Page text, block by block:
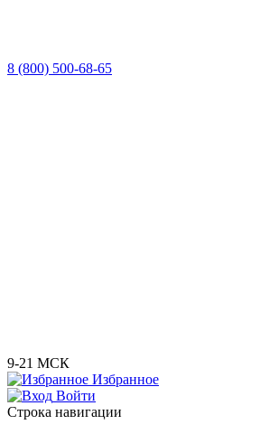
8 (800) 500-68-65
9-21 МСК
Избранное
Войти
Строка навигации